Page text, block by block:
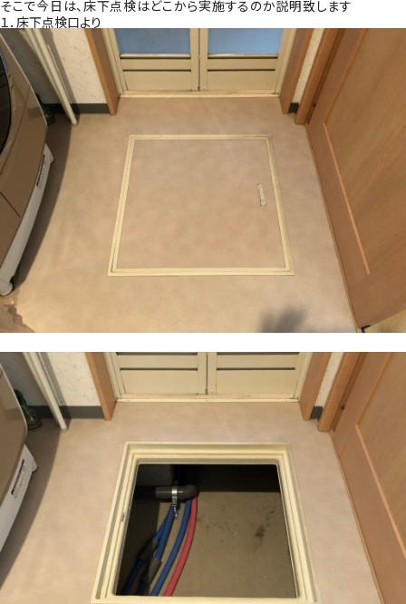
そこで今日は、床下点検はどこから実施するのか説明致します
１．床下点検口より